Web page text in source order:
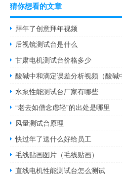
猜你想看的文章
拜年了创意拜年视频
后视镜测试台是什么
甘肃电机测试台价格多少
酸碱中和滴定误差分析视频（酸碱
水泵性能测试台厂家有哪些
“老去如僧念虑轻”的出处是哪里
风量测试台原理
快过年了送什么好给员工
毛线贴画图片（毛线贴画）
直线电机性能测试台怎么测试